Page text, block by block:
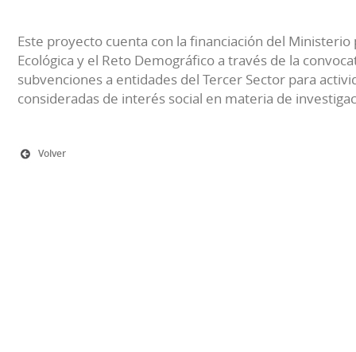
Este proyecto cuenta con la financiación del Ministerio
Ecológica y el Reto Demográfico a través de la
subvenciones a entidades del Tercer Sector para
consideradas de interés social en materia de
Volver